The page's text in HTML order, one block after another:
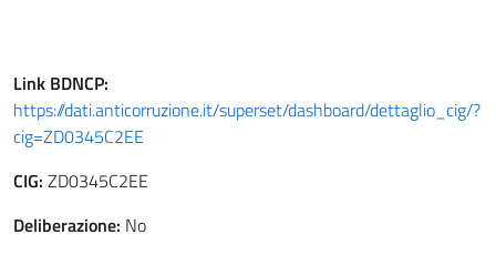
Link BDNCP:
https://dati.anticorruzione.it/superset/dashboard/dettaglio_cig/?
cig=ZD0345C2EE
CIG: ZD0345C2EE
Deliberazione: No